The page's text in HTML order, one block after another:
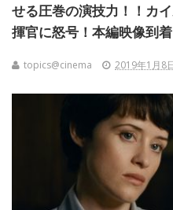
せる圧巻の演技力！！カ
揮官に怒号！本編映像到着
topics@cinema 2019年1月8